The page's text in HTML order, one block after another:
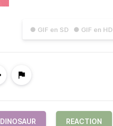
● GIF en SD ● GIF en HD
DINOSAUR REACTION